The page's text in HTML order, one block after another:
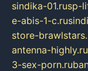
sindika-01.rusp-
e-abis-1-c.ru
store-
antenna-highly.ru
3-sex-porn.ru